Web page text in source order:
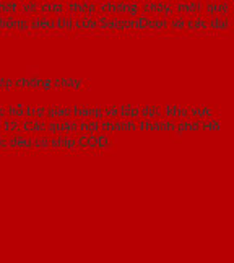
về cửa thép chống cháy, mời quý
siêu thị cửa SaigonDoor và các đại
chống cháy
hỗ trợ giao hàng và lắp đặt khu vực
Các quận nội thành Thành phố Hồ
đều có ship COD.